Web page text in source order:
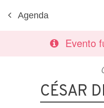
Agenda
Evento
CÉSAR